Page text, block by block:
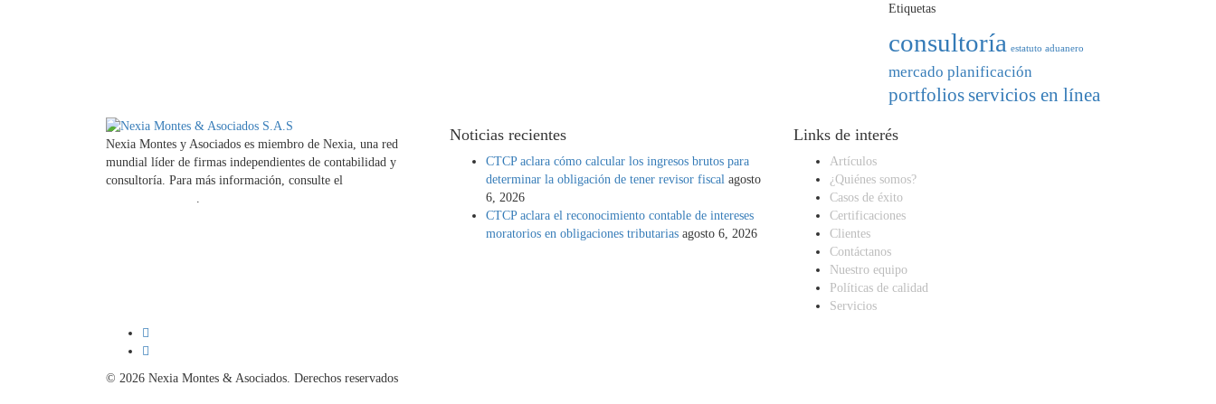
Etiquetas
consultoría estatuto aduanero
mercado planificación
portfoliosservicios en línea
Nexia Montes y Asociados es miembro de Nexia, una red
mundial líder de firmas independientes de contabilidad y
consultoría. Para más información, consulte el
.
Noticias recientes
CTCP aclara cómo calcular los ingresos brutos para
determinar la obligación de tener revisor fiscal agosto
6, 2026
CTCP aclara el reconocimiento contable de intereses
moratorios en obligaciones tributarias agosto 6, 2026
Links de interés
Artículos
¿Quiénes somos?
Casos de éxito
Certificaciones
Clientes
Contáctanos
Nuestro equipo
Políticas de calidad
Servicios
© 2026 Nexia Montes & Asociados. Derechos reservados